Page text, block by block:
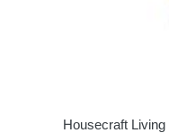
Housecraft